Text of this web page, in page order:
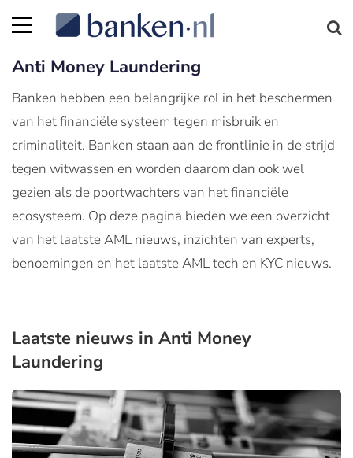
Anti Money Laundering
Banken hebben een belangrijke rol in het beschermen
van het financiële systeem tegen misbruik en
criminaliteit. Banken staan aan de frontlinie in de strijd
tegen witwassen en worden daarom dan ook wel
gezien als de poortwachters van het financiële
ecosysteem. Op deze pagina bieden we een overzicht
van het laatste AML nieuws, inzichten van experts,
benoemingen en het laatste AML tech en KYC nieuws.
Laatste nieuws in Anti Money
Laundering